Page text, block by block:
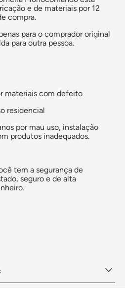
e de materiais por 12
compra.
para o comprador original
para outra pessoa.
materiais com defeito
residencial
por mau uso, instalação
produtos inadequados.
tem a segurança de
seguro e de alta